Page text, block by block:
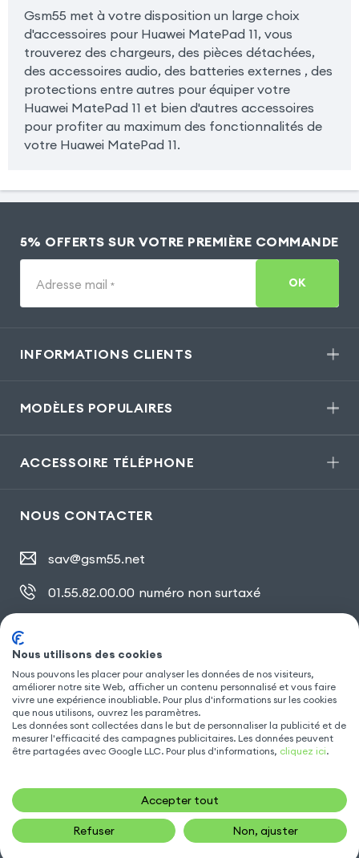
Gsm55 met à votre disposition un large choix
d'accessoires pour Huawei MatePad 11, vous
trouverez des chargeurs, des pièces détachées,
des accessoires audio, des batteries externes , des
protections entre autres pour équiper votre
Huawei MatePad 11 et bien d'autres accessoires
pour profiter au maximum des fonctionnalités de
votre Huawei MatePad 11.
5% OFFERTS SUR VOTRE PREMIÈRE COMMANDE
Adresse mail * OK
INFORMATIONS CLIENTS
MODÈLES POPULAIRES
ACCESSOIRE TÉLÉPHONE
NOUS CONTACTER
sav@gsm55.net
01.55.82.00.00 numéro non surtaxé
SUIVEZ NOUS
Nous utilisons des cookies
Nous pouvons les placer pour analyser les données de nos visiteurs,
améliorer notre site Web, afficher un contenu personnalisé et vous faire
vivre une expérience inoubliable. Pour plus d'informations sur les cookies
que nous utilisons, ouvrez les paramètres.
Les données sont collectées dans le but de personnaliser la publicité et de
mesurer l'efficacité des campagnes publicitaires. Les données peuvent
être partagées avec Google LLC. Pour plus d'informations, cliquez ici.
Accepter tout
Refuser Non, ajuster